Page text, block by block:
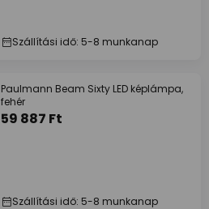
Szállítási idő: 5-8 munkanap
Paulmann Beam Sixty LED képlámpa,
fehér
59 887 Ft
Szállítási idő: 5-8 munkanap